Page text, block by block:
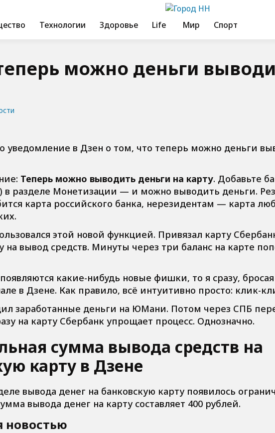
Технологии Здоровье Life Мир Спорт
можно деньги
уведомление в Дзен о том, что теперь можно деньги
Теперь можно выводить деньги на карту. Добавьте
в разделе Монетизации — и можно выводить деньги.
карта российского банка, нерезидентам — карта
этой новой функцией. Привязал карту
на вывод средств. Минуты через три баланс на карте
какие-нибудь новые фишки, то я сразу,
в Дзене. Как правило, всё интуитивно просто: клик-
заработанные деньги на ЮМани. Потом через СПБ
на карту Сбербанк упрощает процесс. Однозначно.
сумма вывода средств на
карту в Дзене
вывода денег на банковскую карту появилось
вывода денег на карту составляет 400 рублей.
новостью